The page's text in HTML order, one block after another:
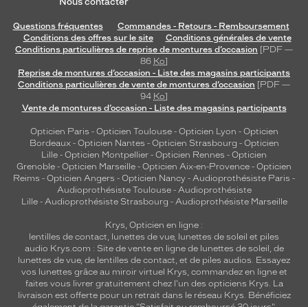
Questions fréquentes
Commandes - Retours - Remboursement
Conditions des offres sur le site
Conditions générales de vente
Conditions particulières de reprise de montures d’occasion [PDF —
86 Ko]
Reprise de montures d’occasion - Liste des magasins participants
Conditions particulières de vente de montures d’occasion [PDF —
94 Ko]
Vente de montures d’occasion - Liste des magasins participants
Opticien Paris - Opticien Toulouse- Opticien Lyon - Opticien
Bordeaux- Opticien Nantes - Opticien Strasbourg - Opticien
Lille - Opticien Montpellier - Opticien Rennes - Opticien
Grenoble - Opticien Marseille - Opticien Aix-en-Provence - Opticien
Reims - Opticien Angers - Opticien Nancy - Audioprothésiste Paris -
Audioprothésiste Toulouse- Audioprothésiste
Lille- Audioprothésiste Strasbourg - Audioprothésiste Marseille
Krys, Opticien en ligne :
lentilles de contact, lunettes de vue, lunettes de soleil et piles
audio Krys.com : Site de vente en ligne de lunettes de soleil, de
lunettes de vue, de lentilles de contact, et de piles audios. Essayez
vos lunettes grâce au miroir virtuel Krys, commandez en ligne et
faites vous livrer gratuitement chez l'un des opticiens Krys. La
livraison est offerte pour un retrait dans le réseau Krys. Bénéficiez